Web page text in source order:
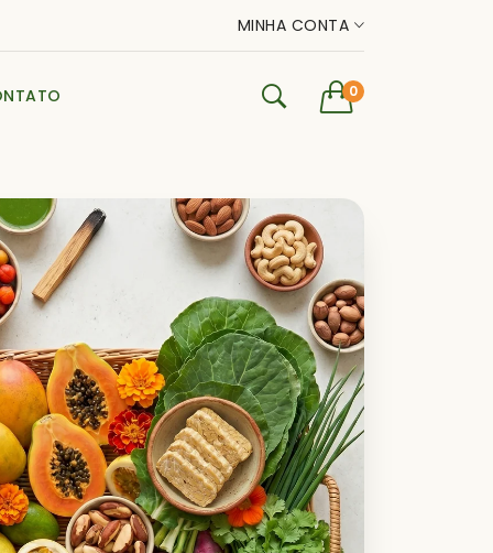
MINHA CONTA
0